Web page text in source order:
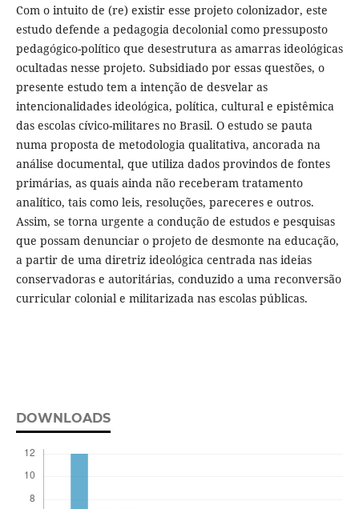
Com o intuito de (re) existir esse projeto colonizador, este
estudo defende a pedagogia decolonial como pressuposto
pedagógico-político que desestrutura as amarras ideológicas
ocultadas nesse projeto. Subsidiado por essas questões, o
presente estudo tem a intenção de desvelar as
intencionalidades ideológica, política, cultural e epistêmica
das escolas cívico-militares no Brasil. O estudo se pauta
numa proposta de metodologia qualitativa, ancorada na
análise documental, que utiliza dados provindos de fontes
primárias, as quais ainda não receberam tratamento
analítico, tais como leis, resoluções, pareceres e outros.
Assim, se torna urgente a condução de estudos e pesquisas
que possam denunciar o projeto de desmonte na educação,
a partir de uma diretriz ideológica centrada nas ideias
conservadoras e autoritárias, conduzido a uma reconversão
curricular colonial e militarizada nas escolas públicas.
DOWNLOADS